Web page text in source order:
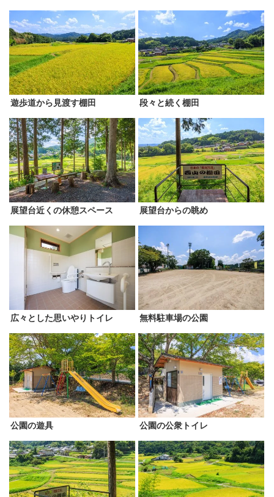
遊歩道から見渡す棚田 段々と続く棚田
展望台近くの休憩スペース 展望台からの眺め
広々とした思いやりトイレ 無料駐車場の公園
公園の遊具 公園の公衆トイレ